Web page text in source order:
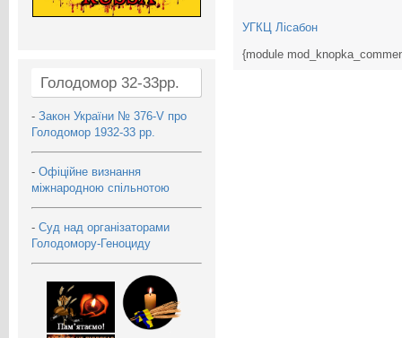
Голодомор 32-33рр.
- Закон України № 376-V про
Голодомор 1932-33 рр.
- Офіційне визнання
міжнародною спільнотою
- Суд над організаторами
Голодомору-Геноциду
УГКЦ Лісабон
{module